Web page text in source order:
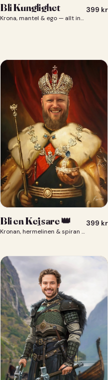
Bli Kunglighet
Krona, mantel & ego — allt ingår 👑
399 kr
Bli en Kejsare 👑
Kronan, hermelinen & spiran — du som kejsare 👑
399 kr